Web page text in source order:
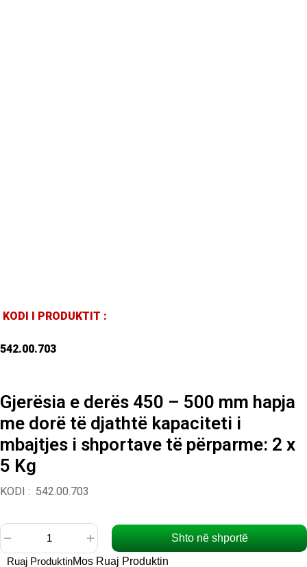
KODI I PRODUKTIT :
542.00.703
Gjerësia e derës 450 – 500 mm hapja
me dorë të djathtë kapaciteti i
mbajtjes i shportave të përparme: 2 x
5 Kg
KODI : 542.00.703
Gjerësia
Shto në shportë
Ruaj ProduktinMos Ruaj Produktin